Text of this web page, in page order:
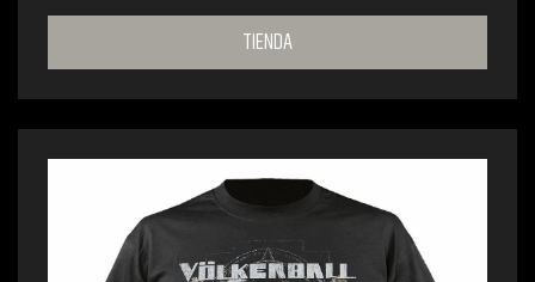
TIENDA